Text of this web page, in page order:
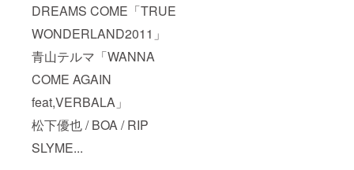
DREAMS COME「TRUE
WONDERLAND2011」
青山テルマ「WANNA
COME AGAIN
feat,VERBALA」
松下優也 / BOA / RIP
SLYME...